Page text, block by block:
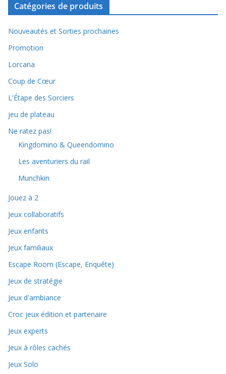
Catégories de produits
Nouveautés et Sorties prochaines
Promotion
Lorcana
Coup de Cœur
L'Étape des Sorciers
jeu de plateau
Ne ratez pas!
Kingdomino & Queendomino
Les aventuriers du rail
Munchkin
Jouez à 2
Jeux collaboratifs
Jeux enfants
Jeux familiaux
Escape Room (Escape, Enquête)
Jeux de stratégie
Jeux d'ambiance
Croc jeux édition et partenaire
Jeux experts
Jeux à rôles cachés
Jeux Solo